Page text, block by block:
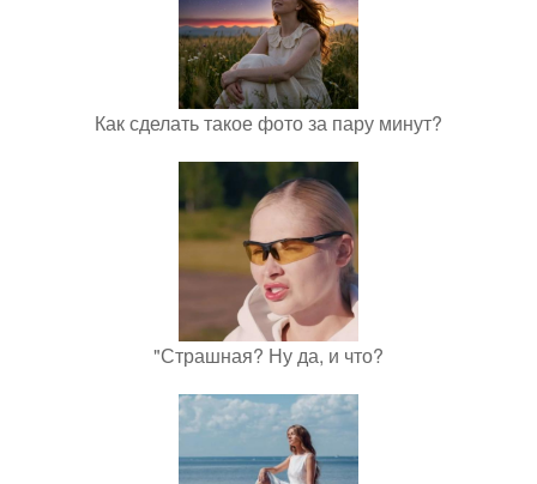
Как сделать такое фото за пару минут?
"Страшная? Ну да, и что?